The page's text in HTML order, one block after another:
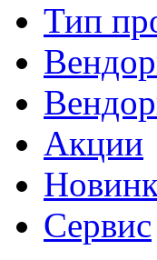
Тип
Акции
Сервис